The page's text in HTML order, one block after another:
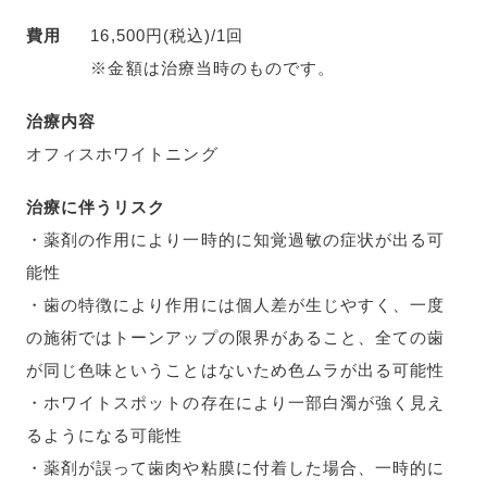
費用
16,500円(税込)/1回
※金額は治療当時のものです。
治療内容
オフィスホワイトニング
治療に伴うリスク
・薬剤の作用により一時的に知覚過敏の症状が出る可
能性
・歯の特徴により作用には個人差が生じやすく、一度
の施術ではトーンアップの限界があること、全ての歯
が同じ色味ということはないため色ムラが出る可能性
・ホワイトスポットの存在により一部白濁が強く見え
るようになる可能性
・薬剤が誤って歯肉や粘膜に付着した場合、一時的に